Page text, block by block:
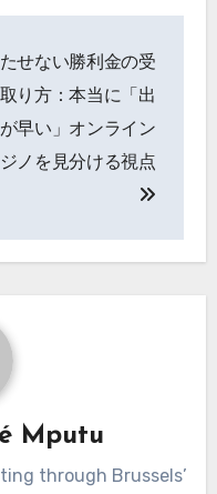
せない勝利金の受
り方：本当に「出
早い」オンライン
ノを見分ける視点
Mputu
through Brussels’